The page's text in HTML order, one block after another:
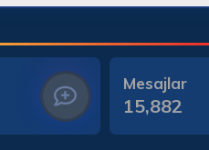
Mesajlar
15,882